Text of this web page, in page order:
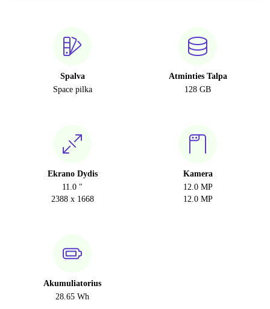
Spalva
Space pilka
Atminties Talpa
128 GB
Ekrano Dydis
11.0 "
2388 x 1668
Kamera
12.0 MP
12.0 MP
Akumuliatorius
28.65 Wh